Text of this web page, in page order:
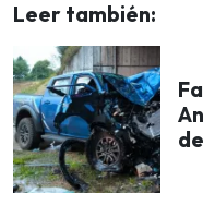
Leer también: